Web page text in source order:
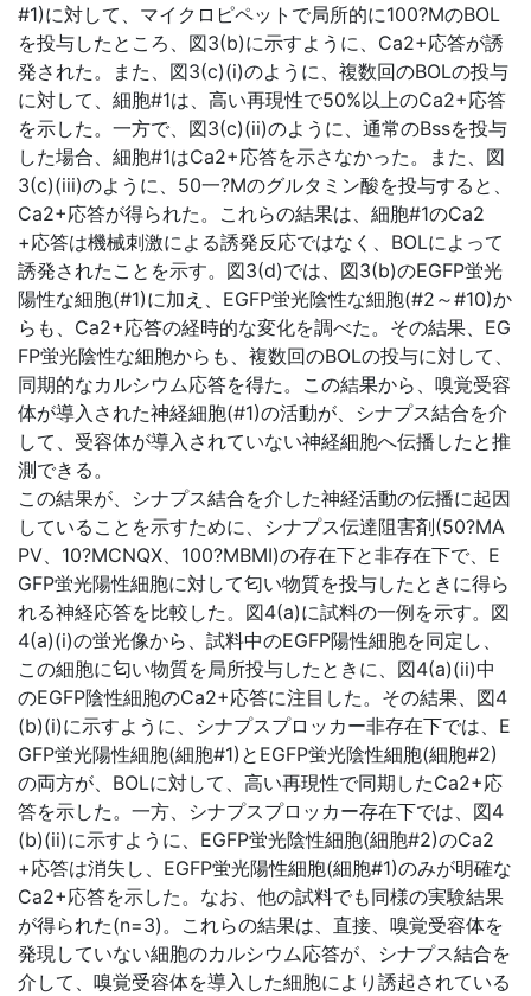
#1)に対して、マイクロピペットで局所的に100?MのBOL
を投与したところ、図3(b)に示すように、Ca2+応答が誘
発された。また、図3(c)(i)のように、複数回のBOLの投与
に対して、細胞#1は、高い再現性で50%以上のCa2+応答
を示した。一方で、図3(c)(ii)のように、通常のBssを投与
した場合、細胞#1はCa2+応答を示さなかった。また、図
3(c)(iii)のように、50一?Mのグルタミン酸を投与すると、
Ca2+応答が得られた。これらの結果は、細胞#1のCa2
+応答は機械刺激による誘発反応ではなく、BOLによって
誘発されたことを示す。図3(d)では、図3(b)のEGFP蛍光
陽性な細胞(#1)に加え、EGFP蛍光陰性な細胞(#2～#10)か
らも、Ca2+応答の経時的な変化を調べた。その結果、EG
FP蛍光陰性な細胞からも、複数回のBOLの投与に対して、
同期的なカルシウム応答を得た。この結果から、嗅覚受容
体が導入された神経細胞(#1)の活動が、シナプス結合を介
して、受容体が導入されていない神経細胞へ伝播したと推
測できる。
この結果が、シナプス結合を介した神経活動の伝播に起因
していることを示すために、シナプス伝達阻害剤(50?MA
PV、10?MCNQX、100?MBMI)の存在下と非存在下で、E
GFP蛍光陽性細胞に対して匂い物質を投与したときに得ら
れる神経応答を比較した。図4(a)に試料の一例を示す。図
4(a)(i)の蛍光像から、試料中のEGFP陽性細胞を同定し、
この細胞に匂い物質を局所投与したときに、図4(a)(ii)中
のEGFP陰性細胞のCa2+応答に注目した。その結果、図4
(b)(i)に示すように、シナプスプロッカー非存在下では、E
GFP蛍光陽性細胞(細胞#1)とEGFP蛍光陰性細胞(細胞#2)
の両方が、BOLに対して、高い再現性で同期したCa2+応
答を示した。一方、シナプスプロッカー存在下では、図4
(b)(ii)に示すように、EGFP蛍光陰性細胞(細胞#2)のCa2
+応答は消失し、EGFP蛍光陽性細胞(細胞#1)のみが明確な
Ca2+応答を示した。なお、他の試料でも同様の実験結果
が得られた(n=3)。これらの結果は、直接、嗅覚受容体を
発現していない細胞のカルシウム応答が、シナプス結合を
介して、嗅覚受容体を導入した細胞により誘起されている